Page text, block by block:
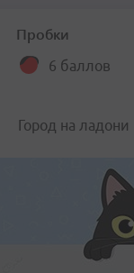
Пробки
6 баллов
Город на ладони